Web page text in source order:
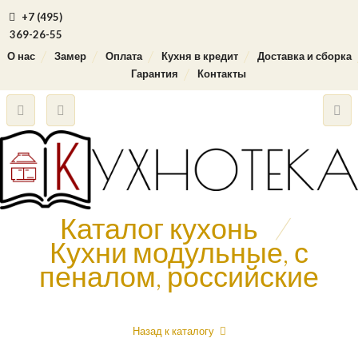
+7 (495)
369-26-55
О нас
Замер Оплата Кухня в кредит
Доставка и сборка
Гарантия
Контакты
Каталог кухонь /
Кухни модульные, с
пеналом, российские
Назад к каталогу